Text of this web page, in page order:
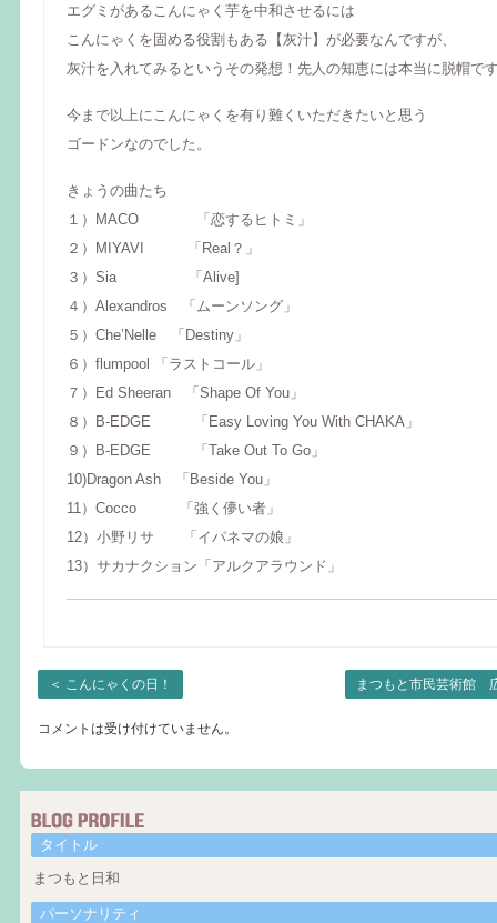
エグミがあるこんにゃく芋を中和させるには
こんにゃくを固める役割もある【灰汁】が必要なんですが、
灰汁を入れてみるというその発想！先人の知恵には本当に脱帽で
今まで以上にこんにゃくを有り難くいただきたいと思う
ゴードンなのでした。
きょうの曲たち
１）MACO 「恋するヒトミ」
２）MIYAVI 「Real？」
３）Sia 「Alive]
４）Alexandros 「ムーンソング」
５）Che’Nelle 「Destiny」
６）flumpool 「ラストコール」
７）Ed Sheeran 「Shape Of You」
８）B-EDGE 「Easy Loving You With CHAKA」
９）B-EDGE 「Take Out To Go」
10)Dragon Ash 「Beside You」
11）Cocco 「強く儚い者」
12）小野リサ 「イパネマの娘」
13）サカナクション「アルクアラウンド」
＜ こんにゃくの日！ まつもと市民芸術館
コメントは受け付けていません。
タイトル
まつもと日和
パーソナリティ